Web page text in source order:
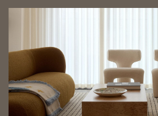
+7 | 985 | 222-47-47